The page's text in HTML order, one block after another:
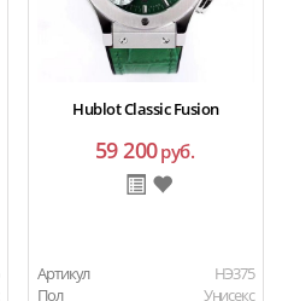
Hublot Classic Fusion
59 200руб.
Артикул
HЭ375
Пол
Унисекс